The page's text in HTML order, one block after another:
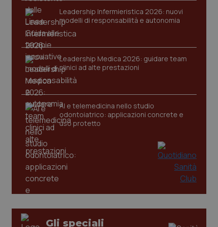
Leadership Infermieristica 2026: nuovi
modelli di responsabilità e autonomia
Leadership Medica 2026: guidare team
clinici ad alte prestazioni
AI e telemedicina nello studio
odontoiatrico: applicazioni concrete e
uso protetto
Gli speciali
CookieScriptConsent
tracking-enable